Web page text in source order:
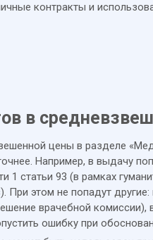
контракты и
в
цены в разделе
Например, в выдачу
1 статьи 93 (в рамках
При этом не попадут
врачебной комиссии),
ошибку при